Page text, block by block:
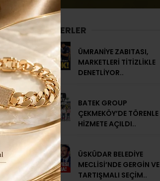
SON HABERLER
ÜMRANİYE ZABITASI,
MARKETLERİ TİTİZLİKLE
DENETLİYOR..
BATEK GROUP
ÇEKMEKÖY’DE TÖRENLE
HİZMETE AÇILDI..
ÜSKÜDAR BELEDİYE
MECLİSİ’NDE GERGİN VE
TARTIŞMALI SEÇİM..